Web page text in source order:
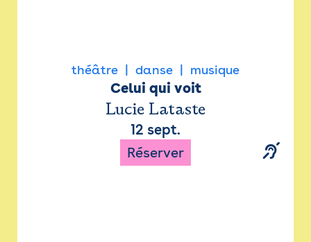
théâtre danse musique
Celui qui voit
Lucie Lataste
12 sept.
Réserver